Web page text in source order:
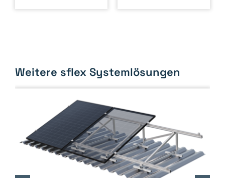
Weitere sflex Systemlösungen